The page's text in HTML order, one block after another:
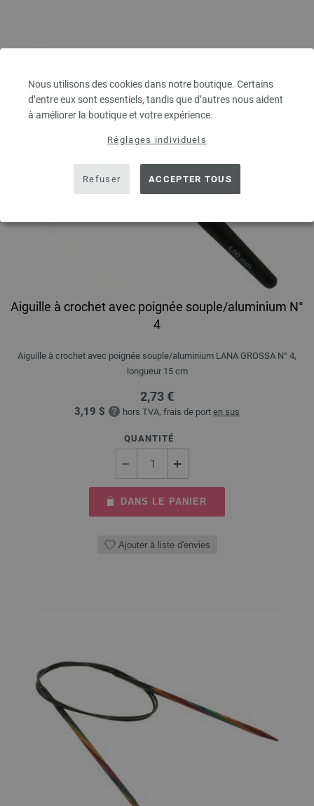
Nous utilisons des cookies dans notre boutique. Certains
d’entre eux sont essentiels, tandis que d’autres nous aident
à améliorer la boutique et votre expérience.
Réglages individuels
Refuser ACCEPTER TOUS
Aiguille à crochet avec poignée souple/aluminium N°
4
Aiguille à crochet avec poignée souple/aluminium LANA GROSSA N° 4,
longueur 15 cm
2,73 €
3,19 $ hors TVA, frais de port en sus
QUANTITÉ
DANS LE PANIER
Ajouter à liste d'envies